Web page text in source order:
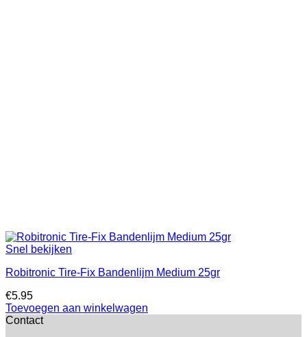
Snel bekijken
Robitronic Tire-Fix Bandenlijm Medium 25gr
€5.95
Toevoegen aan winkelwagen
Contact